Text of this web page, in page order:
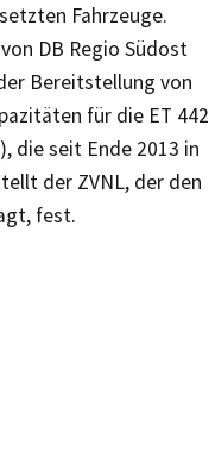
Fahrzeuge.
DB Regio Südost
Bereitstellung von
für die ET 442
die seit Ende 2013 in
der ZVNL, der den
fest.